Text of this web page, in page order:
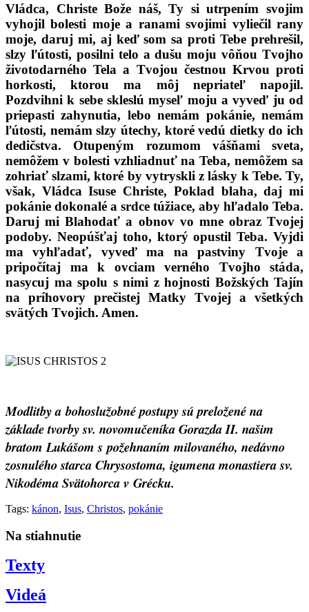
Vládca, Christe Bože náš, Ty si utrpením svojim
vyhojil bolesti moje a ranami svojimi vyliečil rany
moje, daruj mi, aj keď som sa proti Tebe prehrešil,
slzy ľútosti, posilni telo a dušu moju vôňou Tvojho
životodarného Tela a Tvojou čestnou Krvou proti
horkosti, ktorou ma môj nepriateľ napojil.
Pozdvihni k sebe skleslú myseľ moju a vyveď ju od
priepasti zahynutia, lebo nemám pokánie, nemám
ľútosti, nemám slzy útechy, ktoré vedú dietky do ich
dedičstva. Otupeným rozumom vášňami sveta,
nemôžem v bolesti vzhliadnuť na Teba, nemôžem sa
zohriať slzami, ktoré by vytryskli z lásky k Tebe. Ty,
však, Vládca Isuse Christe, Poklad blaha, daj mi
pokánie dokonalé a srdce túžiace, aby hľadalo Teba.
Daruj mi Blahodať a obnov vo mne obraz Tvojej
podoby. Neopúšťaj toho, ktorý opustil Teba. Vyjdi
ma vyhľadať, vyveď ma na pastviny Tvoje a
pripočítaj ma k ovciam verného Tvojho stáda,
nasycuj ma spolu s nimi z hojnosti Božských Tajín
na príhovory prečistej Matky Tvojej a všetkých
svätých Tvojich. Amen.
Modlitby a bohoslužobné postupy sú preložené na
základe tvorby sv. novomučeníka Gorazda II. našim
bratom Lukášom s požehnaním milovaného, nedávno
zosnulého starca Chrysostoma, igumena monastiera sv.
Nikodéma Svätohorca v Grécku.
Tags: kánon, Isus, Christos, pokánie
Na stiahnutie
Texty
Videá